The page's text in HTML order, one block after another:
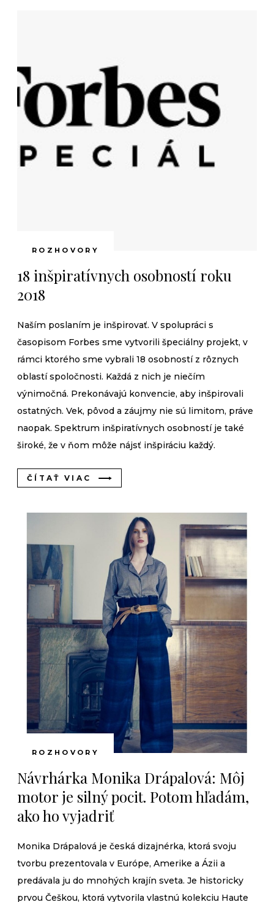
ROZHOVORY
18 inšpiratívnych osobností roku
2018
Naším poslaním je inšpirovať. V spolupráci s
časopisom Forbes sme vytvorili špeciálny projekt, v
rámci ktorého sme vybrali 18 osobností z rôznych
oblastí spoločnosti. Každá z nich je niečím
výnimočná. Prekonávajú konvencie, aby inšpirovali
ostatných. Vek, pôvod a záujmy nie sú limitom, práve
naopak. Spektrum inšpiratívnych osobností je také
široké, že v ňom môže nájsť inšpiráciu každý.
ČÍTAŤ VIAC
ROZHOVORY
Návrhárka Monika Drápalová: Môj
motor je silný pocit. Potom hľadám,
ako ho vyjadriť
Monika Drápalová je česká dizajnérka, ktorá svoju
tvorbu prezentovala v Európe, Amerike a Ázii a
predávala ju do mnohých krajín sveta. Je historicky
prvou Češkou, ktorá vytvorila vlastnú kolekciu Haute